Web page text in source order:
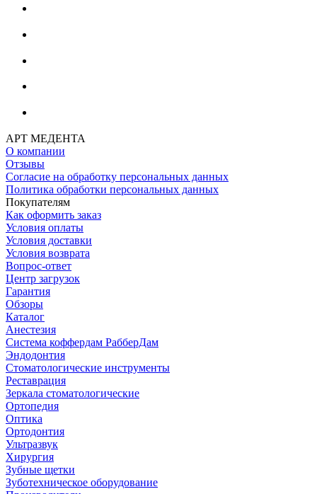
АРТ МЕДЕНТА
О компании
Отзывы
Согласие на обработку персональных данных
Политика обработки персональных данных
Покупателям
Как оформить заказ
Условия оплаты
Условия доставки
Условия возврата
Вопрос-ответ
Центр загрузок
Гарантия
Обзоры
Каталог
Анестезия
Система коффердам РабберДам
Эндодонтия
Стоматологические инструменты
Реставрация
Зеркала стоматологические
Ортопедия
Оптика
Ортодонтия
Ультразвук
Хирургия
Зубные щетки
Зуботехническое оборудование